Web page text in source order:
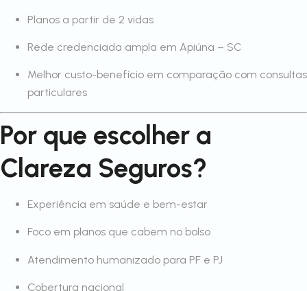
Planos a partir de 2 vidas
Rede credenciada ampla em Apiúna – SC
Melhor custo-benefício em comparação com consultas
particulares
Por que escolher a
Clareza Seguros?
Experiência em saúde e bem-estar
Foco em planos que cabem no bolso
Atendimento humanizado para PF e PJ
Cobertura nacional